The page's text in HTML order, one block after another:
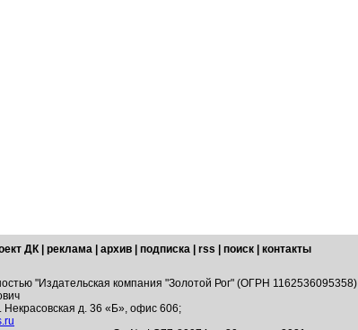
ДК реклама архив подписка rss поиск
контакты
"Издательская компания "Золотой Рог" (ОГРН 1162536095358)
Некрасовская д. 36 «Б», офис 606;